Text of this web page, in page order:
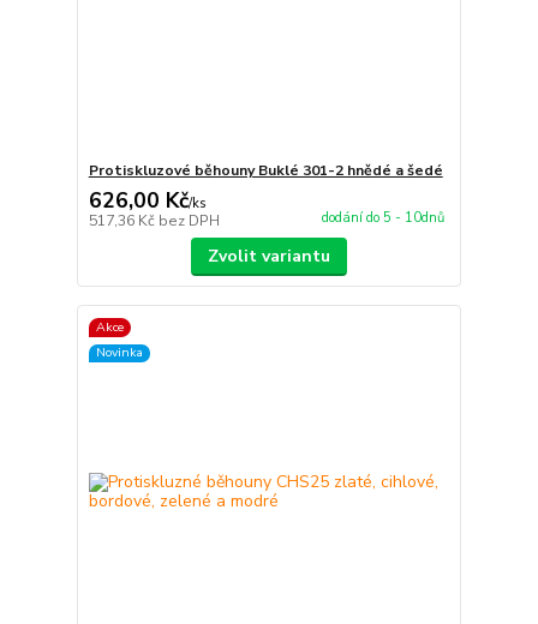
Protiskluzové běhouny Buklé 301-2 hnědé a šedé
626,00 Kč/ks
517,36 Kč bez DPH dodání do 5 - 10dnů
Zvolit variantu
Akce
Novinka